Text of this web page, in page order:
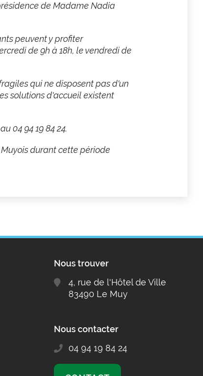
de Madame Nadia
peuvent y profiter
de 9h à 18h, le vendredi de
qui ne disposent pas d'un
solutions d'accueil existent
04 94 19 84 24.
durant cette période
Nous trouver
4, rue de l'Hôtel de Ville
83490 Le Muy
Nous contacter
04 94 19 84 24